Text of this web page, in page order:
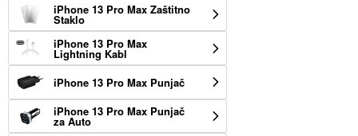
iPhone 13 Pro Max Zaštitno
Staklo
iPhone 13 Pro Max
Lightning Kabl
iPhone 13 Pro Max Punjač
iPhone 13 Pro Max Punjač
za Auto